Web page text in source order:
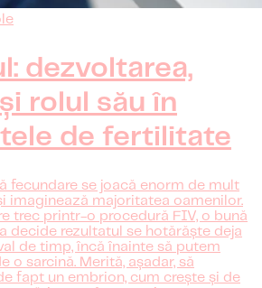
dezvoltarea,
rolul său în
de fertilitate
fecundare se joacă enorm de mult
imaginează majoritatea oamenilor.
trec printr-o procedură FIV, o bună
decide rezultatul se hotărăște deja
de timp, încă înainte să putem
o sarcină. Merită, așadar, să
fapt un embrion, cum crește și de